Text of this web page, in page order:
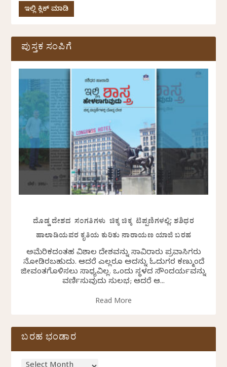
ಇಲ್ಲಿ ಕ್ಲಿಕ್ ಮಾಡಿ
ಪುಸ್ತಕ ಸಂಪಿಗೆ
ದೊಡ್ಡ ದೇಶದ ಸಂಗತಿಗಳು ಚಿಕ್ಕ ಚಿಕ್ಕ ಟಿಪ್ಪಣಿಗಳಲ್ಲಿ: ಶಶಿಧರ
ಹಾಲಾಡಿಯವರ ಕೃತಿಯ ಕುರಿತು ನಾರಾಯಣ ಯಾಜಿ ಬರಹ
ಅಮೆರಿಕದಂತಹ ವಿಶಾಲ ದೇಶವನ್ನು ಸಾವಿರಾರು ಪ್ರವಾಸಿಗರು
ನೋಡಿರಬಹುದು. ಆದರೆ ಎಲ್ಲರೂ ಅದನ್ನು ಓದುಗರ ಕಣ್ಮುಂದೆ
ಜೀವಂತಗೊಳಿಸಲು ಸಾಧ್ಯವಿಲ್ಲ. ಒಂದು ಸ್ಥಳದ ಸೌಂದರ್ಯವನ್ನು
ವರ್ಣಿಸುವುದು ಸುಲಭ; ಆದರೆ ಆ...
Read More
ಬರಹ ಭಂಡಾರ